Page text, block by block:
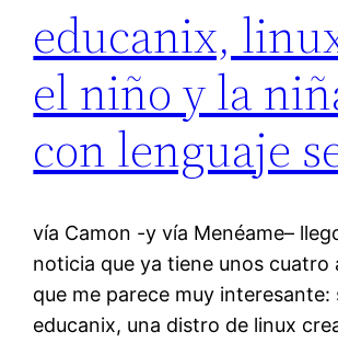
educanix,
el niño y la
con lenguaje
vía Camon -y vía Menéame–
noticia que ya tiene unos cuatro
que me parece muy interesante:
educanix, una distro de linux